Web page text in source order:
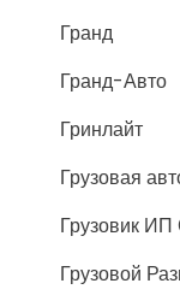
Гранд
Гранд-Авто
Гринлайт
Грузовая
Грузовик
Грузовой